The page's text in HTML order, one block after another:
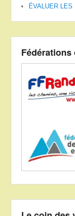
ÉVALUER
Fédérations